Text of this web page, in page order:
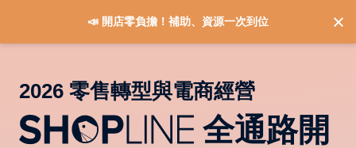
📣 開店零負擔！補助、資源一次到位
2026 零售轉型與電商經營
全通路開